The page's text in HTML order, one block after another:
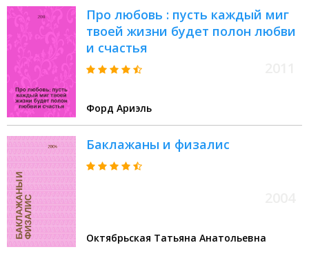
Про любовь : пусть каждый миг
твоей жизни будет полон любви
и счастья
Форд Ариэль
Баклажаны и физалис
Октябрьская Татьяна Анатольевна